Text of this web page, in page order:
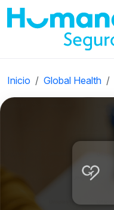
Inicio Global Health